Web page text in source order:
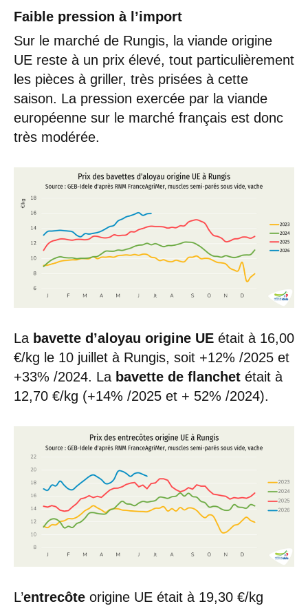
Faible pression à l’import
Sur le marché de Rungis, la viande origine
UE reste à un prix élevé, tout particulièrement
les pièces à griller, très prisées à cette
saison. La pression exercée par la viande
européenne sur le marché français est donc
très modérée.
La bavette d’aloyau origine UE était à 16,00
€/kg le 10 juillet à Rungis, soit +12% /2025 et
+33% /2024. La bavette de flanchet était à
12,70 €/kg (+14% /2025 et + 52% /2024).
L’entrecôte origine UE était à 19,30 €/kg